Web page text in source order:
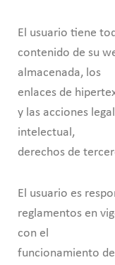
El usuario tiene
contenido de su
almacenada, los
enlaces de
y las acciones
intelectual,
derechos de
El usuario es
reglamentos en
con el
funcionamiento